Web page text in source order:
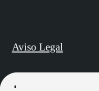
Aviso Legal